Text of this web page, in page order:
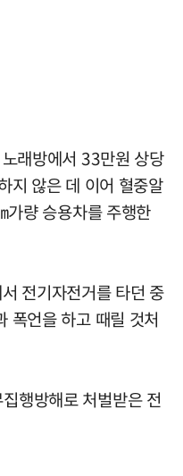
래방에서 33만원 상당
지 않은 데 이어 혈중알
량 승용차를 주행한
전기자전거를 타던 중
폭언을 하고 때릴 것처
행방해로 처벌받은 전